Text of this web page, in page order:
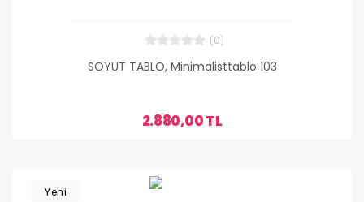
(0)
SOYUT TABLO, Minimalisttablo 103
2.880,00 TL
Yeni